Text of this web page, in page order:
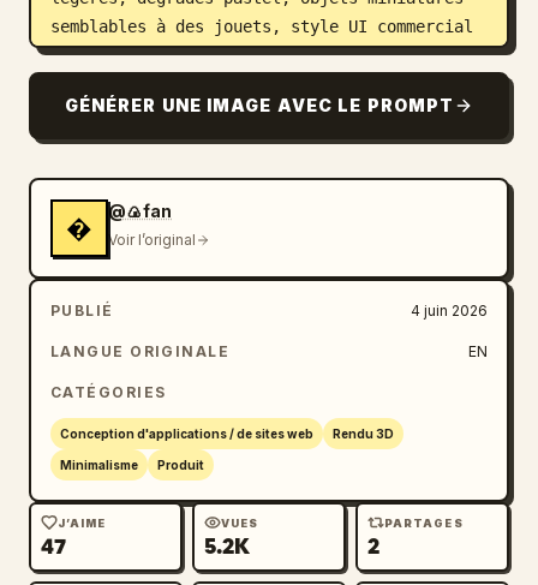
semblables à des jouets, style UI commercial
épuré. Chaque arrière-plan circulaire doit
la couleur de l'icône. Utiliser un éclairage
à haute intensité venant du haut à gauche,
Nombre d'icônes et sujets, de gauche à droite
:
1. Sac de shopping rouge avec anses en corde
jaune sur un cercle rose pâle.
2. Appareil photo bleu avec bouton
un cercle bleu pâle.
3. Brique de lait bleue et blanche avec un
graphique d'éclaboussure jaune sur un cercle
4. Raisins violets avec feuilles vertes et
vrilles sur un cercle lavande pâle.
5. Avatar masculin professionnel sans visage
GÉNÉRER UNE IMAGE AVEC LE PROMPT
�
@🍙fan
Voir l’original
PUBLIÉ 4 juin 2026
LANGUE ORIGINALE EN
CATÉGORIES
Conception d'applications / de sites web Rendu 3D
Minimalisme Produit
J’AIME
47
VUES
5.2K
PARTAGES
2